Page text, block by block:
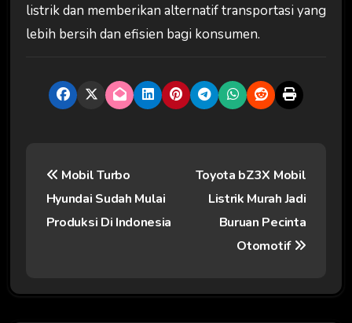
listrik dan memberikan alternatif transportasi yang
lebih bersih dan efisien bagi konsumen.
g
Mobil Turbo
Hyundai Sudah Mulai
Produksi Di Indonesia
Toyota bZ3X Mobil
Listrik Murah Jadi
Buruan Pecinta
Otomotif